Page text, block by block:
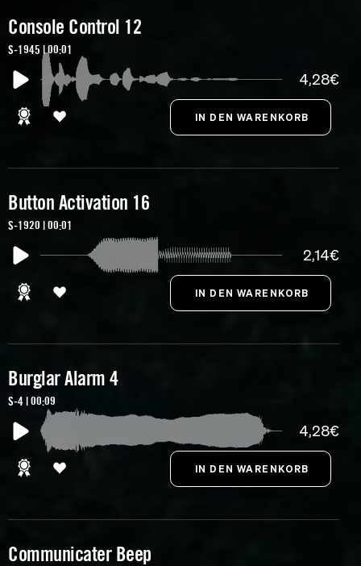
Console Control 12
S-1945 | 00:01
4,28€
Button Activation 16
S-1920 | 00:01
2,14€
Burglar Alarm 4
S-4 | 00:09
4,28€
Communicater Beep